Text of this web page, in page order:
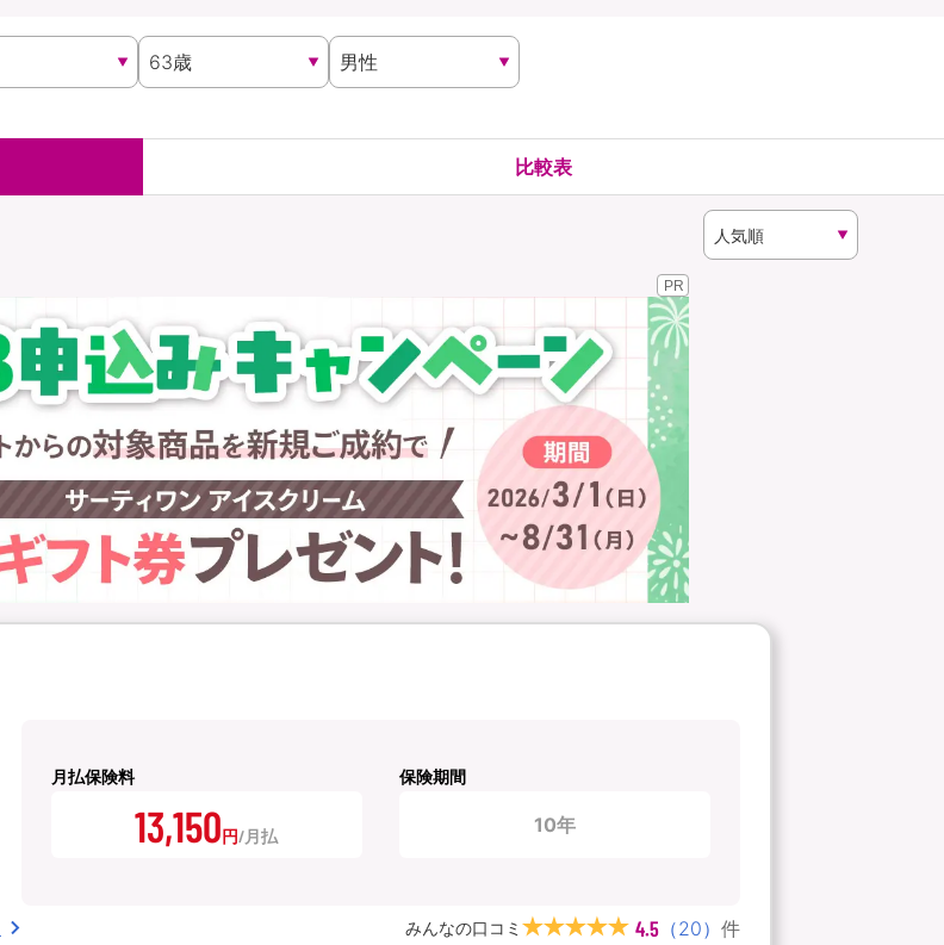
火災保険
WAON POINT還元型保険
比較表
PR
月払保険料
13,150円
保険期間
10年
みんなの口コミ 4.5 （20） 件